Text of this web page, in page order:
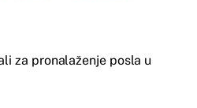
za pronalaženje posla u